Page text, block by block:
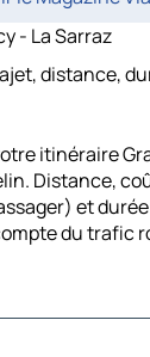
- La Sarraz
distance,
itinéraire
Distance,
et
du trafic